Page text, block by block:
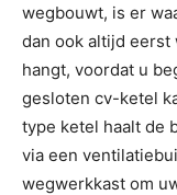
wegbouwt, is er
dan ook altijd
hangt, voordat u
gesloten cv-ketel
type ketel haalt de
via een
wegwerkkast om